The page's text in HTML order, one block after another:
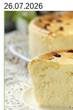
26.07.2026